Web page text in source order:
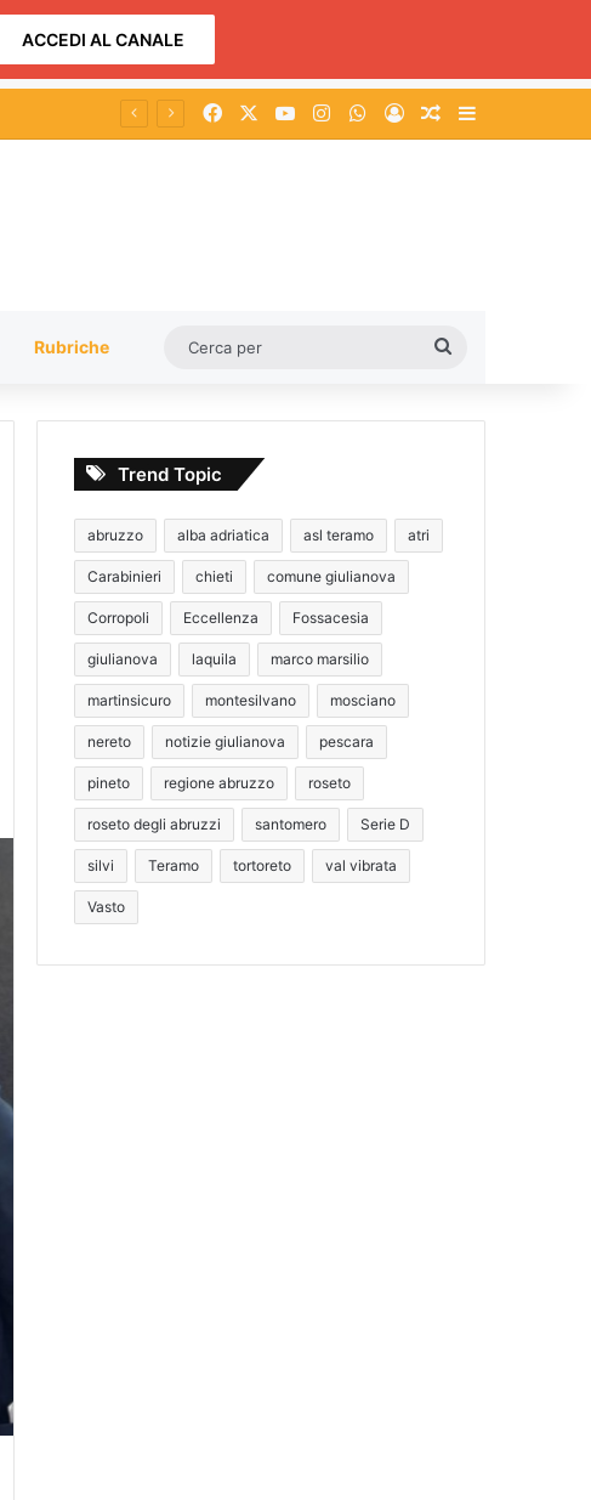
ACCEDI AL CANALE
Facebook You TubeInstagramWhatsApp
AccediUn articolo a
Rubriche
Trend Topic
abruzzo alba adriatica asl teramo atri
Carabinieri chieti comune giulianova
Corropoli Eccellenza Fossacesia
giulianova laquila marco marsilio
martinsicuro montesilvano mosciano
nereto notizie giulianova pescara
pineto regione abruzzo roseto
roseto degli abruzzi santomero Serie D
silvi Teramo tortoreto val vibrata
Vasto